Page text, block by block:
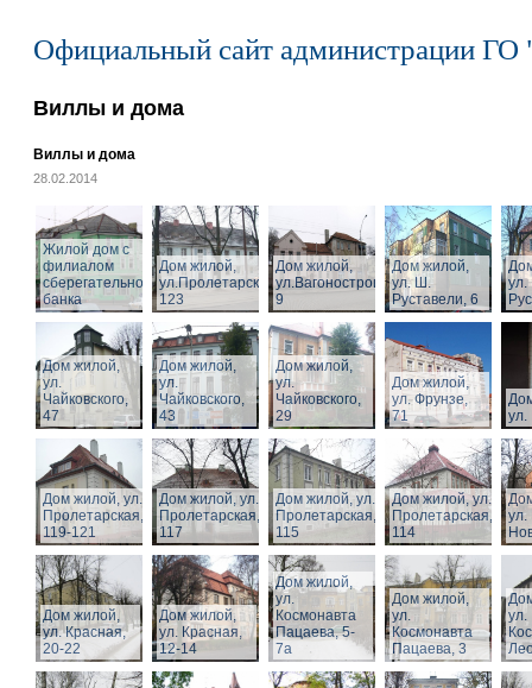
Официальный сайт администрации ГО
Виллы и дома
Виллы и дома
28.02.2014
Жилой дом с
филиалом
сберегательного
банка
Дом жилой,
ул.Пролетарская,
123
Дом жилой,
ул.Вагоностроительная,
9
Дом жилой,
ул. Ш.
Руставели, 6
Дом жилой,
ул.
Чайковского,
47
Дом жилой,
ул.
Чайковского,
43
Дом жилой,
ул.
Чайковского,
29
Дом жилой,
ул. Фрунзе,
71
ул.
Дом жилой, ул.
Пролетарская,
119-121
Дом жилой, ул.
Пролетарская,
117
Дом жилой, ул.
Пролетарская,
115
Дом жилой, ул.
Пролетарская,
114
Дом жилой,
ул. Красная,
20-22
Дом жилой,
ул. Красная,
12-14
Дом жилой,
ул.
Космонавта
Пацаева, 5-
7а
Дом жилой,
ул.
Космонавта
Пацаева, 3
ул.